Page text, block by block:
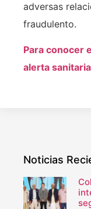
adversas
fraudulento.
Para conocer
alerta
Noticias